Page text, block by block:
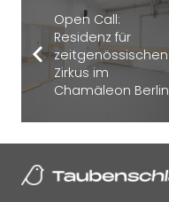
Open Call:
Residenz für
zeitgenössischen
Zirkus im
Chamäleon Berlin